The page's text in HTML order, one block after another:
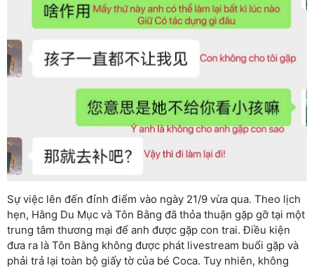
Sự việc lên đến đỉnh điểm vào ngày 21/9 vừa qua. Theo lịch
hẹn, Hằng Du Mục và Tôn Bằng đã thỏa thuận gặp gỡ tại một
trung tâm thương mại để anh được gặp con trai. Điều kiện
đưa ra là Tôn Bằng không được phát livestream buổi gặp và
phải trả lại toàn bộ giấy tờ của bé Coca. Tuy nhiên, không